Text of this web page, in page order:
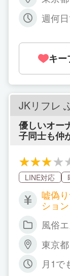
週何
キー
JKリフレ
優しいオー
子同士も仲
LINE対応
嘘偽
ショ
（＋1000円）
円＋
ス ♡混浴コース60分♡ コース料金 1
0000
風俗
東京
月1で